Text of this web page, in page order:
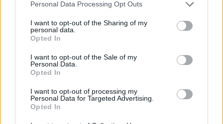
Personal Data Processing Opt Outs
I want to opt-out of the Sharing of my
personal data.
Opted In
I want to opt-out of the Sale of my
Personal Data.
Opted In
I want to opt-out of processing my
Personal Data for Targeted Advertising.
Opted In